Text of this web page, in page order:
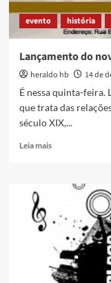
evento história
Lançamento do
heraldo hb 14 de
É nessa quinta-feira.
que trata das
século XIX,...
Leia maisRead
Lançamento
livro
professor
Nielson
Bezerra